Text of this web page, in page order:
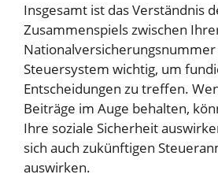
Insgesamt ist das Verständnis
Zusammenspiels zwischen
Steuersystem wichtig, um
Entscheidungen zu treffen.
Beiträge im Auge behalten,
Ihre soziale Sicherheit
sich auch zukünftigen
auswirken.